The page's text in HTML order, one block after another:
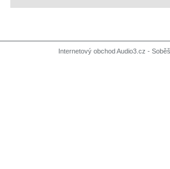
Internetový obchod Audio3.cz -